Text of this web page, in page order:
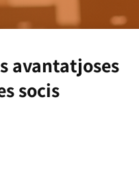
avantatjoses
socis